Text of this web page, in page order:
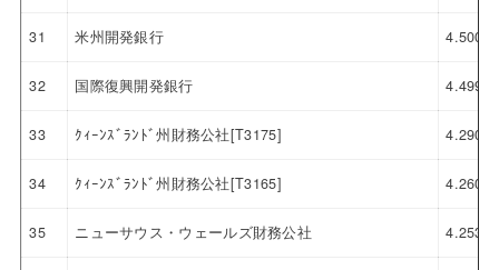
31 米州開発銀行 4.500
32 国際復興開発銀行 4.499
33 ｸｨｰﾝｽﾞﾗﾝﾄﾞ州財務公社[T3175] 4.290
34 ｸｨｰﾝｽﾞﾗﾝﾄﾞ州財務公社[T3165] 4.260
35 ニューサウス・ウェールズ財務公社 4.253